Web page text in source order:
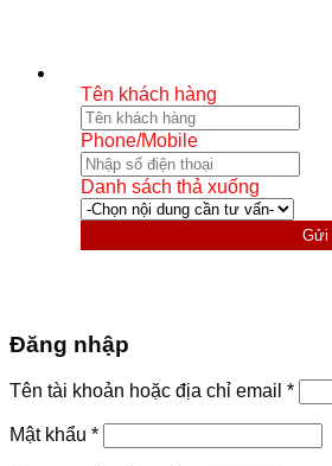
Tên khách hàng
Phone/Mobile
Danh sách thả xuống
Gửi
Đăng nhập
Tên tài khoản hoặc địa chỉ email *Bắt
Mật khẩu *Bắt
buộc